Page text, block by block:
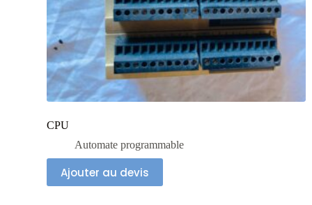
CPU
Automate programmable
Ajouter au devis